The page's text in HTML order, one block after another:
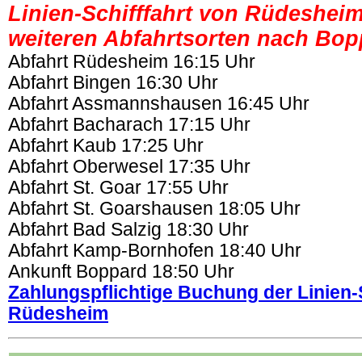
Linien-Schifffahrt von
weiteren Abfahrtsorten nach
Abfahrt Rüdesheim 16:15 Uhr
Abfahrt Bingen 16:30 Uhr
Abfahrt Assmannshausen 16:45 Uhr
Abfahrt Bacharach 17:15 Uhr
Abfahrt Kaub 17:25 Uhr
Abfahrt Oberwesel 17:35 Uhr
Abfahrt St. Goar 17:55 Uhr
Abfahrt St. Goarshausen 18:05 Uhr
Abfahrt Bad Salzig 18:30 Uhr
Abfahrt Kamp-Bornhofen 18:40 Uhr
Ankunft Boppard 18:50 Uhr
Zahlungspflichtige Buchung der
Rüdesheim